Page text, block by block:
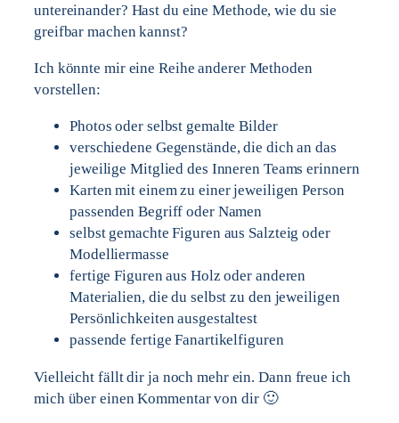
untereinander? Hast du eine Methode, wie du sie
greifbar machen kannst?
Ich könnte mir eine Reihe anderer Methoden
vorstellen:
Photos oder selbst gemalte Bilder
verschiedene Gegenstände, die dich an das
jeweilige Mitglied des Inneren Teams erinnern
Karten mit einem zu einer jeweiligen Person
passenden Begriff oder Namen
selbst gemachte Figuren aus Salzteig oder
Modelliermasse
fertige Figuren aus Holz oder anderen
Materialien, die du selbst zu den jeweiligen
Persönlichkeiten ausgestaltest
passende fertige Fanartikelfiguren
Vielleicht fällt dir ja noch mehr ein. Dann freue ich
mich über einen Kommentar von dir 🙂